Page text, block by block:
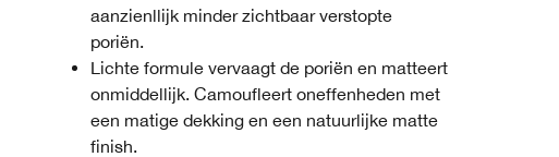
aanzienllijk minder zichtbaar verstopte
poriën.
Lichte formule vervaagt de poriën en matteert
onmiddellijk. Camoufleert oneffenheden met
een matige dekking en een natuurlijke matte
finish.